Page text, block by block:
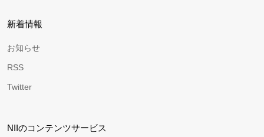
新着情報
お知らせ
RSS
Twitter
NIIのコンテンツサービス